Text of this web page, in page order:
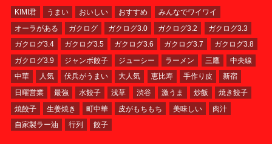
KIMI君 うまい おいしい おすすめ
みんなでワイワイ
オーラがある
ガクログ ガクログ3.0 ガクログ3.2
ガクログ3.3
ガクログ3.4
ガクログ3.5 ガクログ3.6 ガクログ3.7
ガクログ3.8
ガクログ3.9
ジャンボ餃子 ジューシー ラーメン 三鷹
中央線
中華
人気 伏兵がうまい 大人気 恵比寿 手作り皮
新宿
日曜営業
最強 水餃子 浅草 渋谷 激うま 炒飯
焼き餃子
焼餃子
生姜焼き 町中華 皮がもちもち 美味しい
肉汁
自家製ラー油
行列 餃子